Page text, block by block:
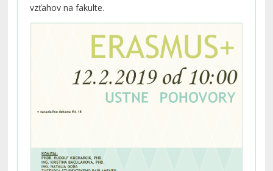
vzťahov na fakulte.